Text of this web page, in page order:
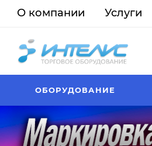
О компании Услуги
ОБОРУДОВАНИЕ